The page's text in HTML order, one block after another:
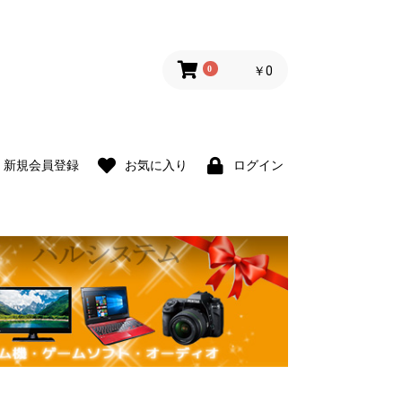
0 ￥0
新規会員登録 お気に入り ログイン